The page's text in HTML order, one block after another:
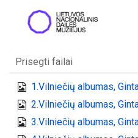
Prisegti failai